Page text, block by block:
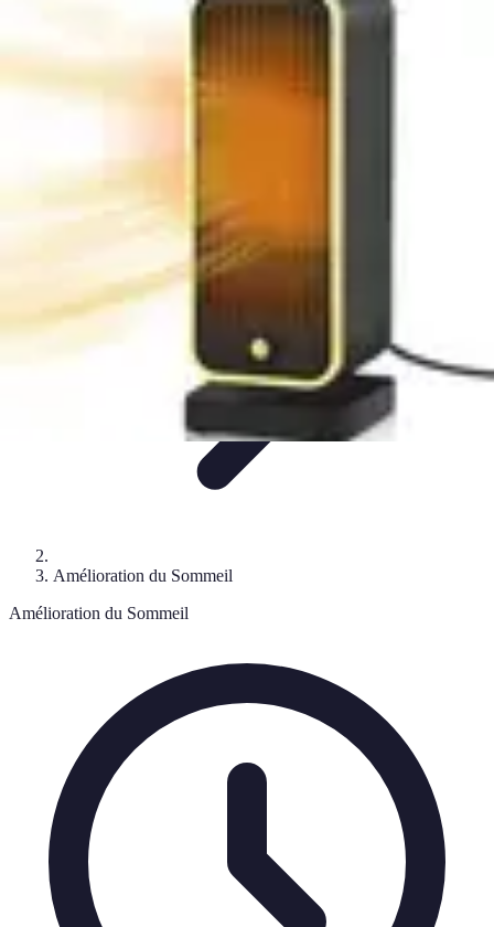
SommeilAstuces de Sommeil
Amélioration du Sommeil
Amélioration du Sommeil